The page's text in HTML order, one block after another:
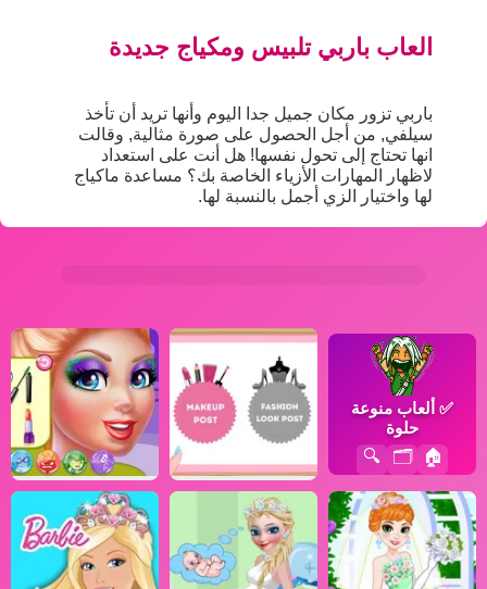
العاب باربي تلبيس ومكياج جديدة
باربي تزور مكان جميل جدا اليوم وأنها تريد أن تأخذ
سيلفي, من أجل الحصول على صورة مثالية, وقالت
انها تحتاج إلى تحول نفسها! هل أنت على استعداد
لاظهار المهارات الأزياء الخاصة بك؟ مساعدة ماكياج
لها واختيار الزي أجمل بالنسبة لها.
✅ ألعاب منوعة
حلوة
🏠
🗂️
🔍